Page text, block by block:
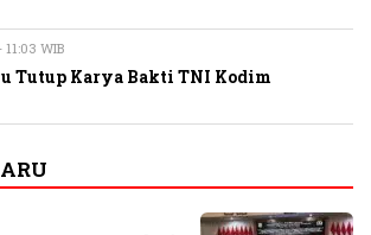
WIB
Tutup Karya Bakti TNI Kodim